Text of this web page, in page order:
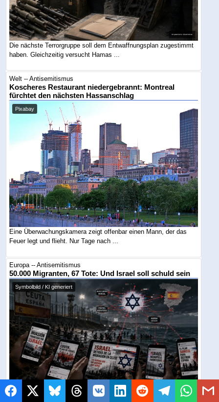
Die nächste Terrorgruppe soll dem Entwaffnungsplan zugestimmt
haben. Gleichzeitig versucht Hamas ...
Welt -- Antisemitismus
Koscheres Restaurant niedergebrannt: Montreal
fürchtet den nächsten Hassanschlag
Pixabay
Eine Überwachungskamera zeigt offenbar einen Mann, der das
Feuer legt und flieht. Nur Tage nach ...
Europa -- Antisemitismus
50.000 Migranten, 67 Tote: Und Israel soll schuld sein
Symbolbild / KI generiert
Nach dem Grenzzusammenbruch in Ceuta verbreiten rechte und